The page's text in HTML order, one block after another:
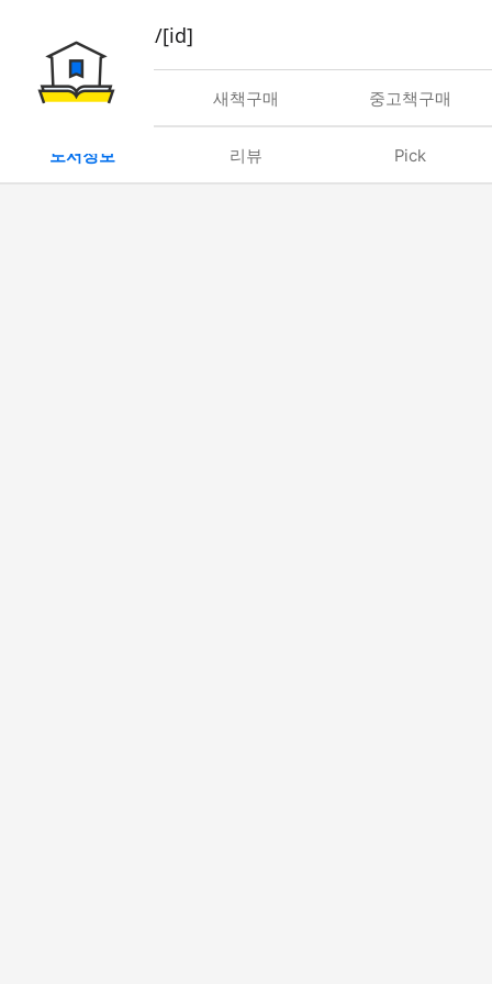
book/rent/[id]
대여 새책구매 중고책구매
도서정보 리뷰 Pick